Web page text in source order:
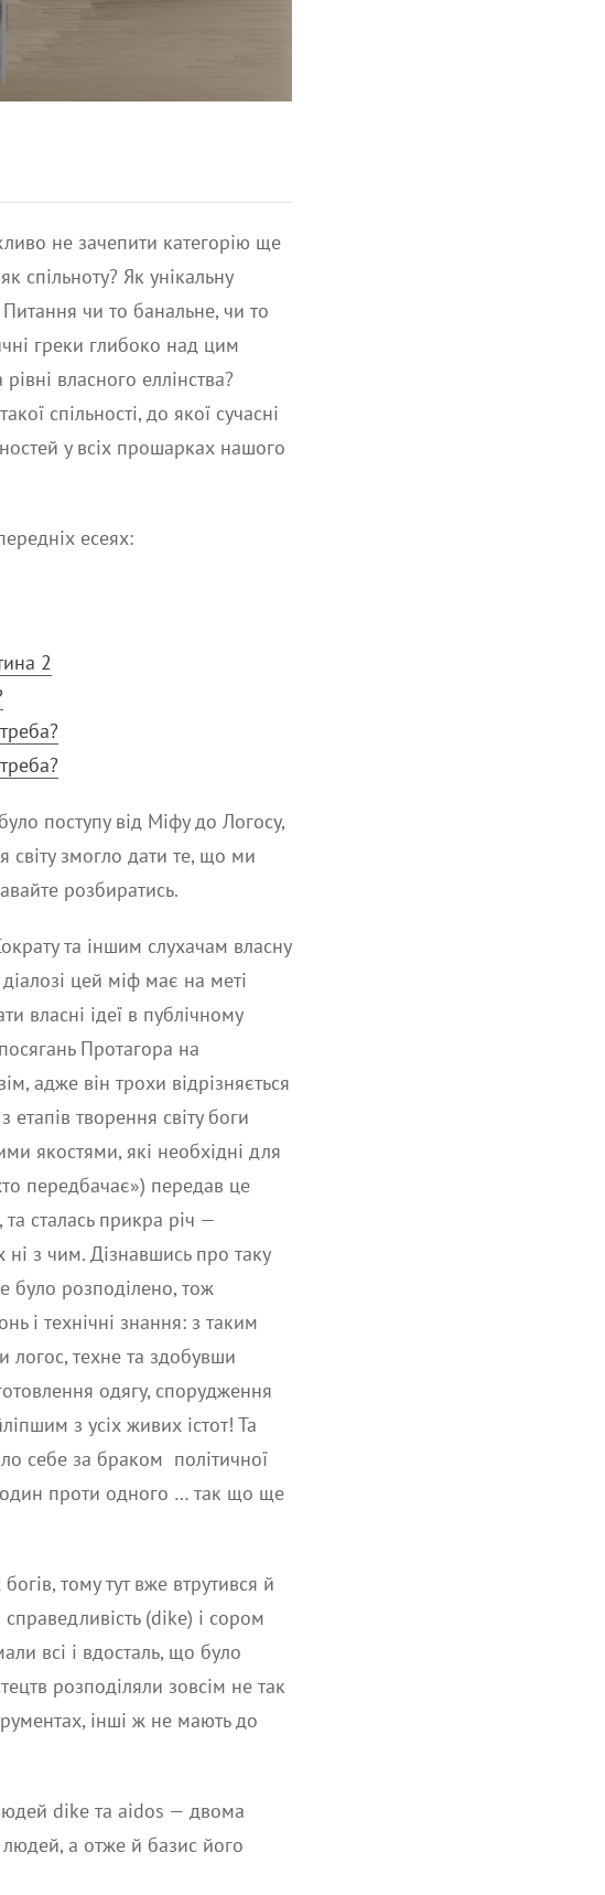
не зачепити категорію ще
Як унікальну
Питання чи то банальне, чи то
греки глибоко над цим
власного еллінства?
спільності, до якої сучасні
у всіх прошарках нашого
есеях:
2
поступу від Міфу до Логосу,
світу змогло дати те, що ми
розбиратись.
та іншим слухачам власну
цей міф має на меті
власні ідеї в публічному
Протагора на
адже він трохи відрізняється
етапів творення світу боги
якостями, які необхідні для
передбачає») передав це
сталась прикра річ —
з чим. Дізнавшись про таку
було розподілено, тож
і технічні знання: з таким
техне та здобувши
одягу, спорудження
з усіх живих істот! Та
себе за браком політичної
один проти одного … так що ще
тому тут вже втрутився й
(dike) і сором
всі і вдосталь, що було
розподіляли зовсім не так
інші ж не мають до
dike та aidos — двома
а отже й базис його